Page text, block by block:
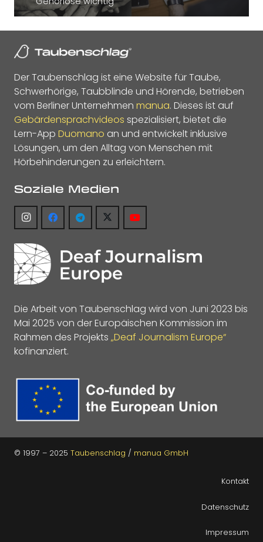
Der Taubenschlag ist eine Website für Taube,
Schwerhörige, Taubblinde und Hörende, betrieben
vom Berliner Unternehmen manua. Dieses ist auf
Gebärdensprachvideos spezialisiert, bietet die
Lern-App Duomano an und entwickelt inklusive
Lösungen, um den Alltag von Menschen mit
Hörbehinderungen zu erleichtern.
Soziale Medien
Die Arbeit von Taubenschlag wird von Juni 2023 bis
Mai 2025 von der Europäischen Kommission im
Rahmen des Projekts „Deaf Journalism Europe“
kofinanziert.
© 1997 – 2025 Taubenschlag / manua GmbH
Kontakt
Datenschutz
Impressum